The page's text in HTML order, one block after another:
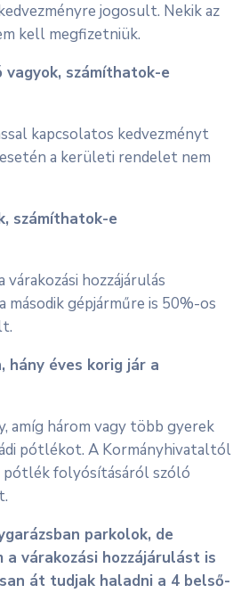
jogosult. Nekik az
kell megfizetniük.
vagyok, számíthatok-e
kapcsolatos kedvezményt
a kerületi rendelet nem
számíthatok-e
várakozási hozzájárulás
második gépjárműre is 50%-os
hány éves korig jár a
amíg három vagy több gyerek
pótlékot. A Kormányhivataltól
pótlék folyósításáról szóló
parkolok, de
várakozási hozzájárulást is
át tudjak haladni a 4 belső-